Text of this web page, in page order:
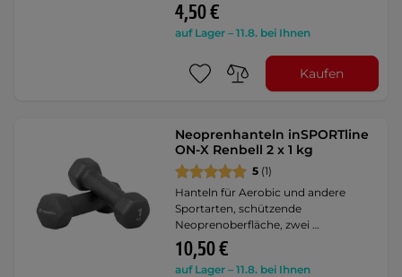
4,50 €
auf Lager – 11.8. bei Ihnen
Kaufen
Neoprenhanteln inSPORTline
ON-X Renbell 2 x 1 kg
5 (1)
Hanteln für Aerobic und andere
Sportarten, schützende
Neoprenoberfläche, zwei …
10,50 €
auf Lager – 11.8. bei Ihnen